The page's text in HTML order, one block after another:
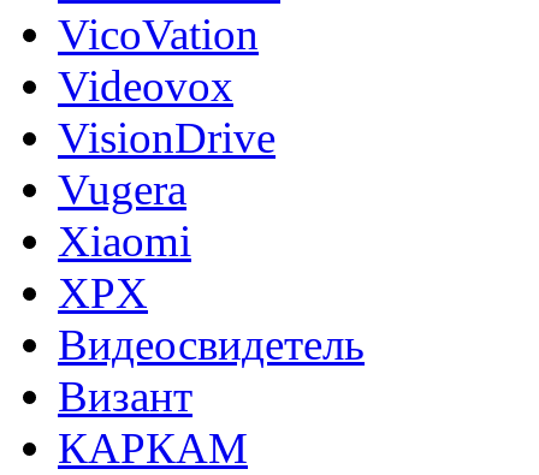
VicoVation
Videovox
VisionDrive
Vugera
Xiaomi
XPX
Видеосвидетель
Визант
КАРКАМ